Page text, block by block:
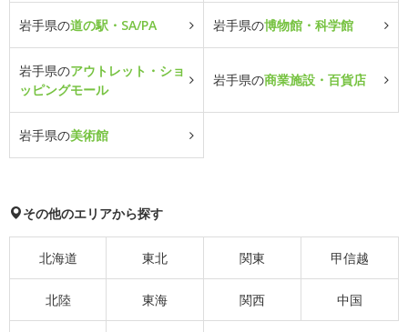
岩手県の道の駅・SA/PA 岩手県の博物館・科学館
岩手県のアウトレット・ショ
ッピングモール
岩手県の商業施設・百貨店
岩手県の美術館
その他のエリアから探す
北海道 東北 関東 甲信越
北陸 東海 関西 中国